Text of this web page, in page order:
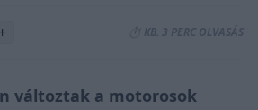
+ ⏱️ KB. 3 PERC OLVASÁS
változtak a motorosok